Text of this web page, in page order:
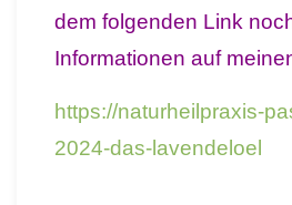
dem folgenden Link
Informationen auf
https://naturheilpraxis-
2024-das-lavendeloel